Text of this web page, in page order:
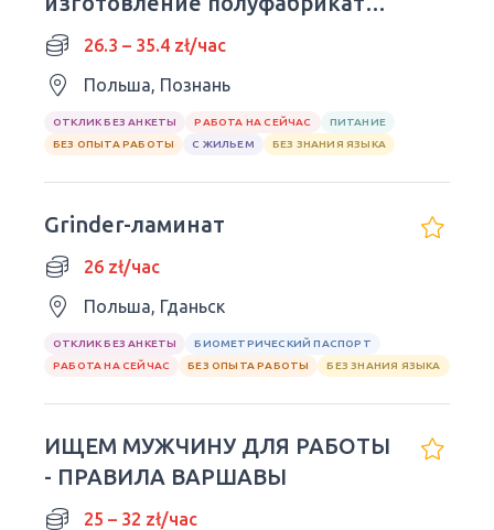
из индюка
26.3 – 35.4 zł/час
Польша, Познань
ОТКЛИК БЕЗ АНКЕТЫ РАБОТА НА СЕЙЧАС
ПИТАНИЕ
БЕЗ ОПЫТА РАБОТЫ
С ЖИЛЬЕМ БЕЗ ЗНАНИЯ ЯЗЫКА
Grinder-ламинат
26 zł/час
Польша, Гданьск
ОТКЛИК БЕЗ АНКЕТЫ
БИОМЕТРИЧЕСКИЙ ПАСПОРТ
РАБОТА НА СЕЙЧАС
БЕЗ ОПЫТА РАБОТЫ БЕЗ ЗНАНИЯ ЯЗЫКА
ИЩЕМ МУЖЧИНУ ДЛЯ РАБОТЫ
- ПРАВИЛА ВАРШАВЫ
25 – 32 zł/час